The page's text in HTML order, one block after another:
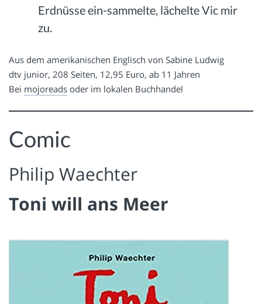
Erdnüsse ein-sammelte, lächelte Vic mir
zu.
Aus dem amerikanischen Englisch von Sabine Ludwig
dtv junior, 208 Seiten, 12,95 Euro, ab 11 Jahren
Bei mojoreads oder im lokalen Buchhandel
Comic
Philip Waechter
Toni will ans Meer